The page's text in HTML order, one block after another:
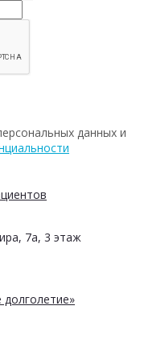
долголетие»
данных и
7а, 3 этаж